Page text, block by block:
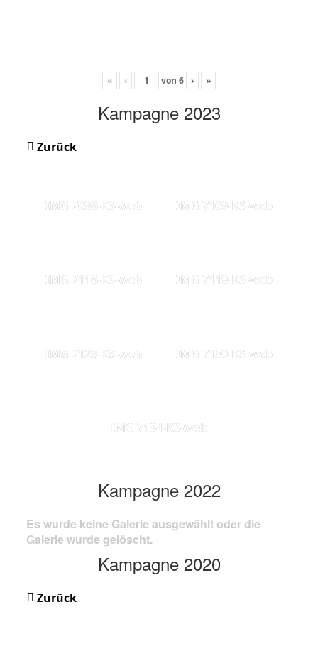
« ‹ von 6 › »
Kampagne 2023
Zurück
IMG 7098-KS-web IMG 7109-KS-web
IMG 7116-KS-web IMG 7119-KS-web
IMG 7123-KS-web IMG 7130-KS-web
IMG 7134-KS-web
Kampagne 2022
Es wurde keine Galerie ausgewählt oder die
Galerie wurde gelöscht.
Kampagne 2020
Zurück